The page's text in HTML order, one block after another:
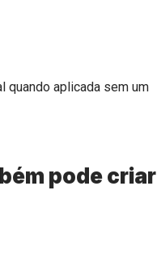
quando aplicada sem um
pode criar